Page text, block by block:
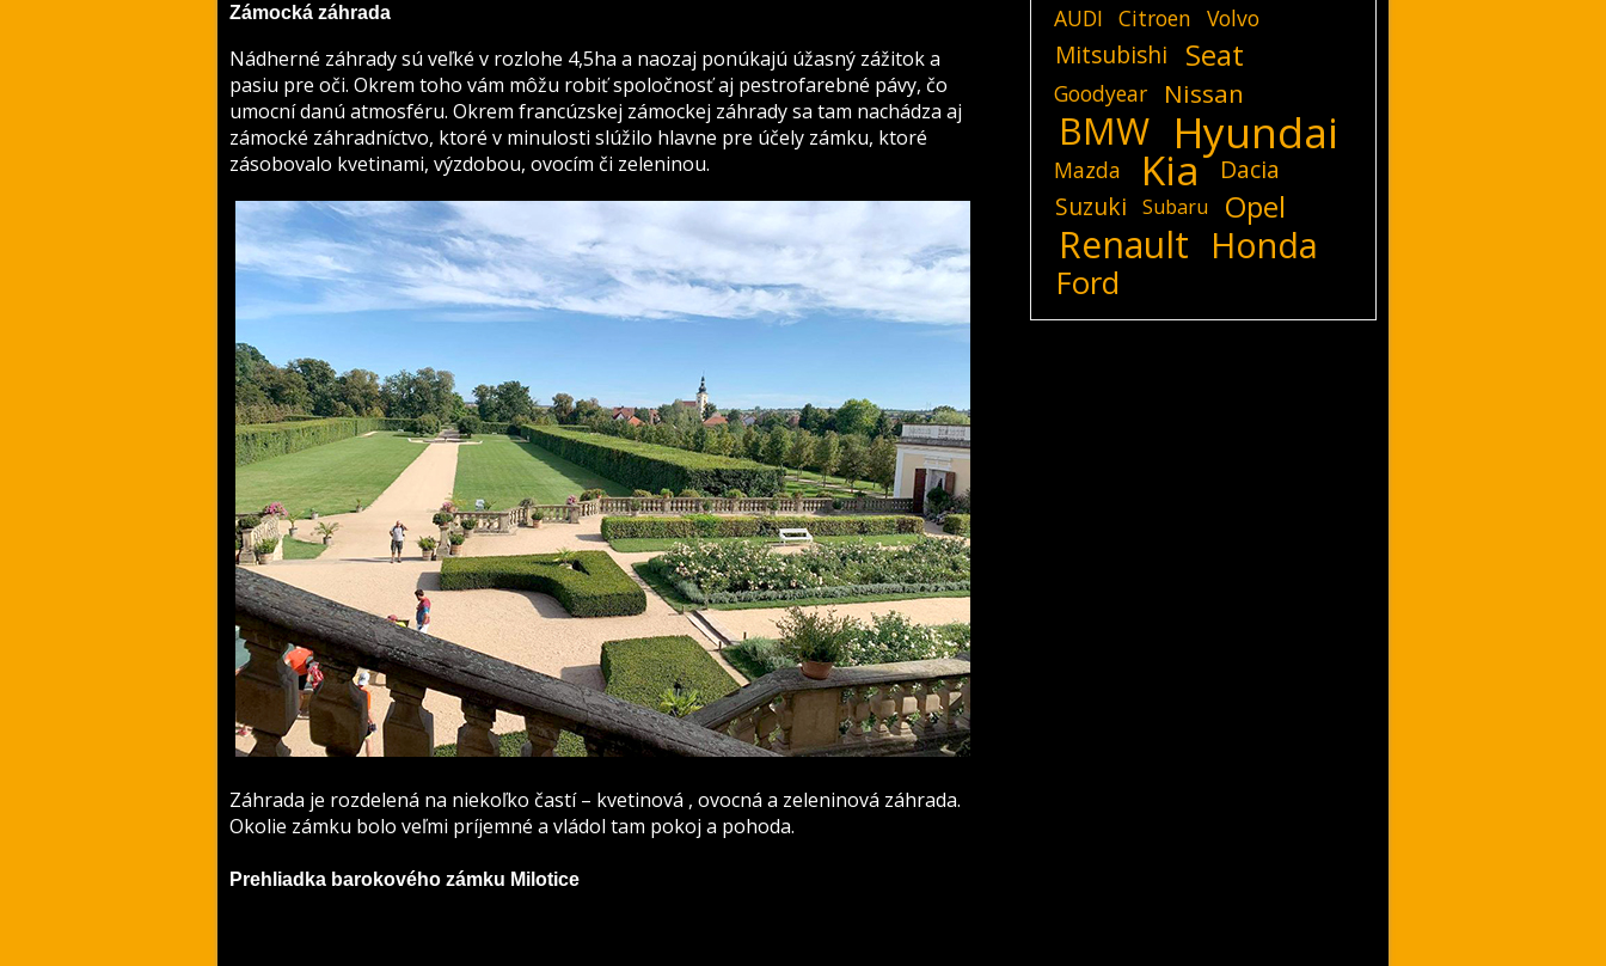
Zámocká záhrada
Nádherné záhrady sú veľké v rozlohe 4,5ha a naozaj ponúkajú úžasný zážitok a
pasiu pre oči. Okrem toho vám môžu robiť spoločnosť aj pestrofarebné pávy, čo
umocní danú atmosféru. Okrem francúzskej zámockej záhrady sa tam nachádza aj
zámocké záhradníctvo, ktoré v minulosti slúžilo hlavne pre účely zámku, ktoré
zásobovalo kvetinami, výzdobou, ovocím či zeleninou.
Záhrada je rozdelená na niekoľko častí – kvetinová , ovocná a zeleninová záhrada.
Okolie zámku bolo veľmi príjemné a vládol tam pokoj a pohoda.
Prehliadka barokového zámku Milotice
AUDI Citroen Volvo
Mitsubishi Seat
Goodyear Nissan
BMW Hyundai
Mazda Kia
Dacia
Suzuki
Subaru Opel
Renault Honda
Ford